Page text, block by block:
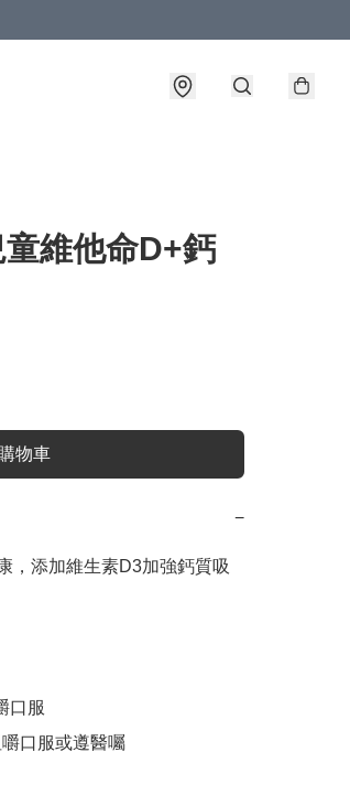
維他命D+鈣
物車
−
，添加維生素D3加強鈣質吸
口服
口服或遵醫囑